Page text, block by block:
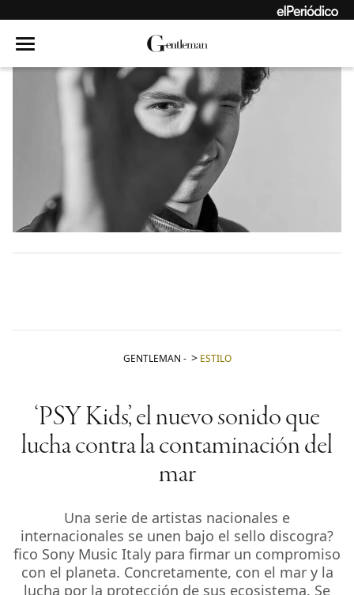
GENTLEMAN - ESTILO
‘PSY Kids’, el nuevo sonido que
lucha contra la contaminación del
mar
Una serie de artistas nacionales e
internacionales se unen bajo el sello discogra?
fico Sony Music Italy para firmar un compromiso
con el planeta. Concretamente, con el mar y la
lucha por la protección de sus ecosistema. Se